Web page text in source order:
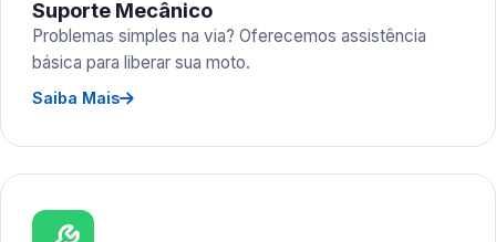
Suporte Mecânico
Problemas simples na via? Oferecemos assistência
básica para liberar sua moto.
Saiba Mais